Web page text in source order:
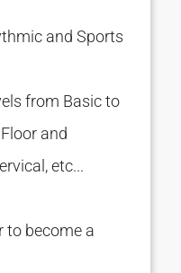
and Sports
from Basic to
and
etc...
to become a